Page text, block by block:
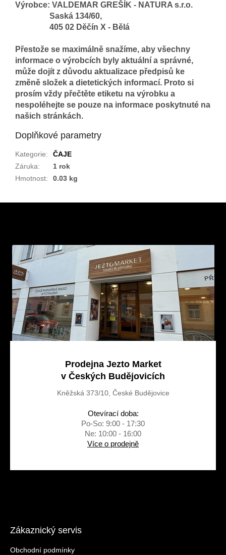
Výrobce: VALDEMAR GREŠÍK - NATURA s.r.o.
Saská 134/60,
405 02 Děčín X - Bělá
Přestože se maximálně snažíme, aby všechny
informace o výrobcích byly aktuální a správné,
může dojít z důvodu aktualizace předpisů ke
změně složek a dietetických informací. Proto si
prosím vždy přečtěte etiketu na výrobku a
nespoléhejte se pouze na informace poskytnuté na
našich stránkách.
Doplňkové parametry
Kategorie:
ČAJE
Záruka:
1 rok
Hmotnost: 0.03 kg
Prodejna Jezto Market
v Českých Budějovicích
Kněžská 373/10, České Budějovice
Otevírací doba:
Po-So: 9:00 - 17:30
Ne: 10:00 - 16:00
Více o prodejně
Zákaznický servis
Obchodní podmínky